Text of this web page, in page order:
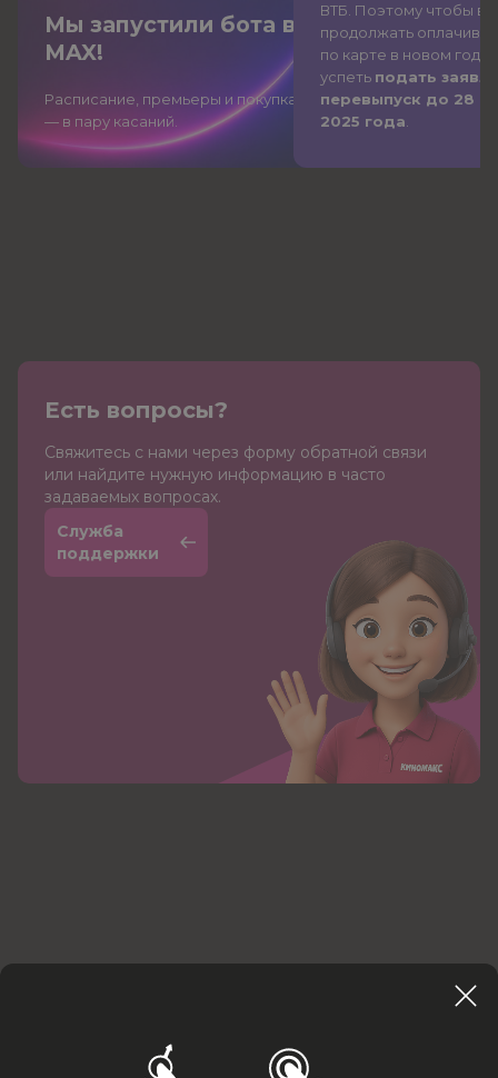
Мы запустили бота в
MAX!
Расписание, премьеры и покупка
— в пару касаний.
ВТБ . Поэтому чтобы
продолжать
по карте в новом
успеть подать
перевыпуск до 28
2025 года
Есть вопросы?
Cвяжитесь с нами через форму обратной связи
или найдите нужную информацию в часто
задаваемых вопросах.
Служба
поддержки